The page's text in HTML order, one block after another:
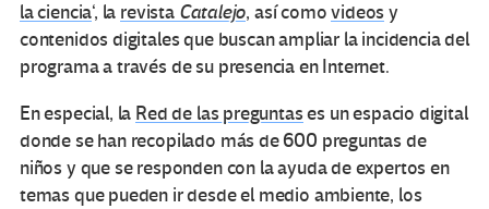
la ciencia‘, la revista Catalejo, así comovideos y
contenidos digitales que buscan ampliar la incidencia del
programa a través de su presencia en Internet.
En especial, la Red de las preguntases un espacio digital
donde se han recopilado más de 600 preguntas de
niños y que se responden con la ayuda de expertos en
temas que pueden ir desde el medio ambiente, los